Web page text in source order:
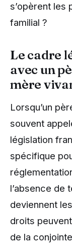
s’opèrent les
familial ?
Le cadre
avec un
mère
Lorsqu’un
souvent
législation
spécifique
l’absence de
deviennent
droits
de la